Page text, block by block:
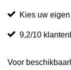
Kies uw
9,2/10
Voor